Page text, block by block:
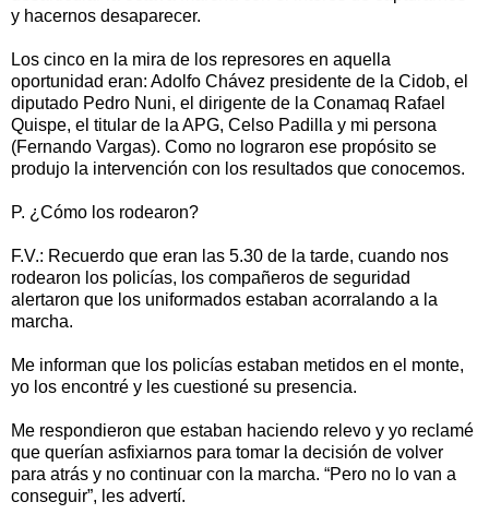
y hacernos desaparecer.
Los cinco en la mira de los represores en aquella
oportunidad eran: Adolfo Chávez presidente de la Cidob, el
diputado Pedro Nuni, el dirigente de la Conamaq Rafael
Quispe, el titular de la APG, Celso Padilla y mi persona
(Fernando Vargas). Como no lograron ese propósito se
produjo la intervención con los resultados que conocemos.
P. ¿Cómo los rodearon?
F.V.: Recuerdo que eran las 5.30 de la tarde, cuando nos
rodearon los policías, los compañeros de seguridad
alertaron que los uniformados estaban acorralando a la
marcha.
Me informan que los policías estaban metidos en el monte,
yo los encontré y les cuestioné su presencia.
Me respondieron que estaban haciendo relevo y yo reclamé
que querían asfixiarnos para tomar la decisión de volver
para atrás y no continuar con la marcha. “Pero no lo van a
conseguir”, les advertí.